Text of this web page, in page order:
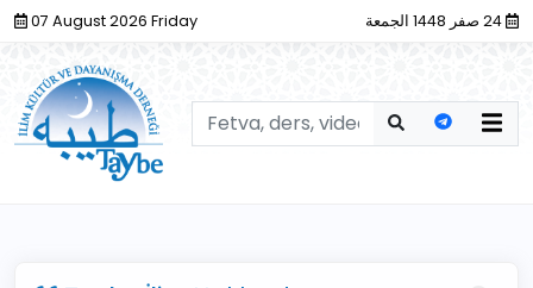
07 August 2026 Friday 24 صفر 1448 الجمعة